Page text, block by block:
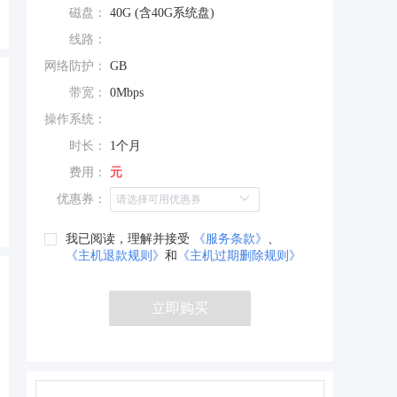
磁盘：
40G (含40G系统盘)
线路：
网络防护：
GB
带宽：
0Mbps
操作系统：
时长：
1个月
费用：
元
优惠券：
我已阅读，理解并接受 《服务条款》 、
《主机退款规则》 和 《主机过期删除规则》
立即购买